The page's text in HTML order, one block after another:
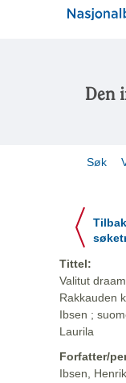
Den
Søk
Tittel:
Valitut
Rakkauden
Ibsen ;
Laurila
Forfatter/
Ibsen,